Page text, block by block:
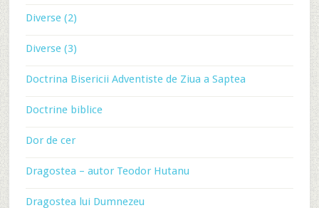
Diverse (2)
Diverse (3)
Doctrina Bisericii Adventiste de Ziua a Saptea
Doctrine biblice
Dor de cer
Dragostea – autor Teodor Hutanu
Dragostea lui Dumnezeu